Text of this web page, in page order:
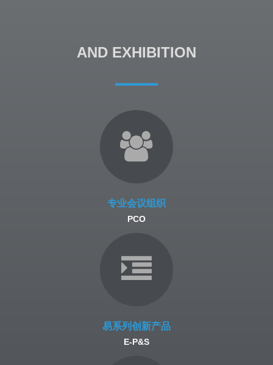
AND EXHIBITION
专业会议组织
PCO
易系列创新产品
E-P&S